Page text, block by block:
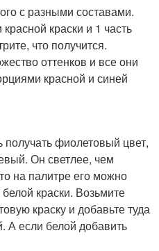
с разными составами.
краски и 1 часть
что получится.
оттенков и все они
красной и синей
получать фиолетовый цвет,
Он светлее, чем
на палитре его можно
краски. Возьмите
краску и добавьте туда
А если белой добавить